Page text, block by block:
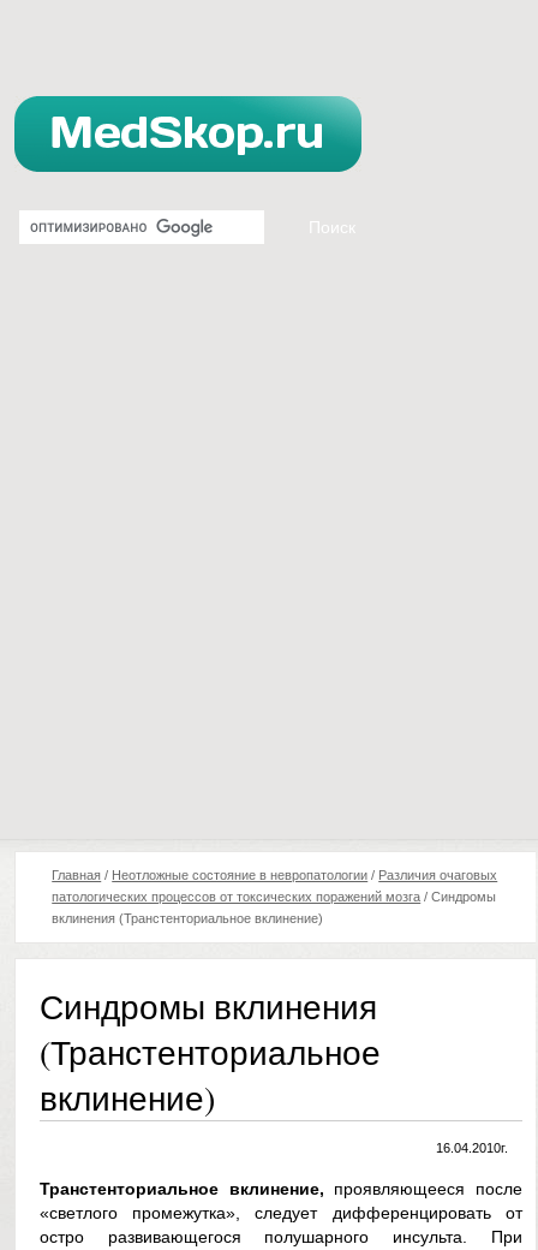
Главная / Неотложные состояние в невропатологии / Различия очаговых
патологических процессов от токсических поражений мозга /Синдромы
вклинения (Транстенториальное вклинение)
Синдромы вклинения
(Транстенториальное
вклинение)
16.04.2010г.
Транстенториальное вклинение, проявляющееся после
«светлого промежутка», следует дифференцировать от
остро развивающегося полушарного инсульта. При